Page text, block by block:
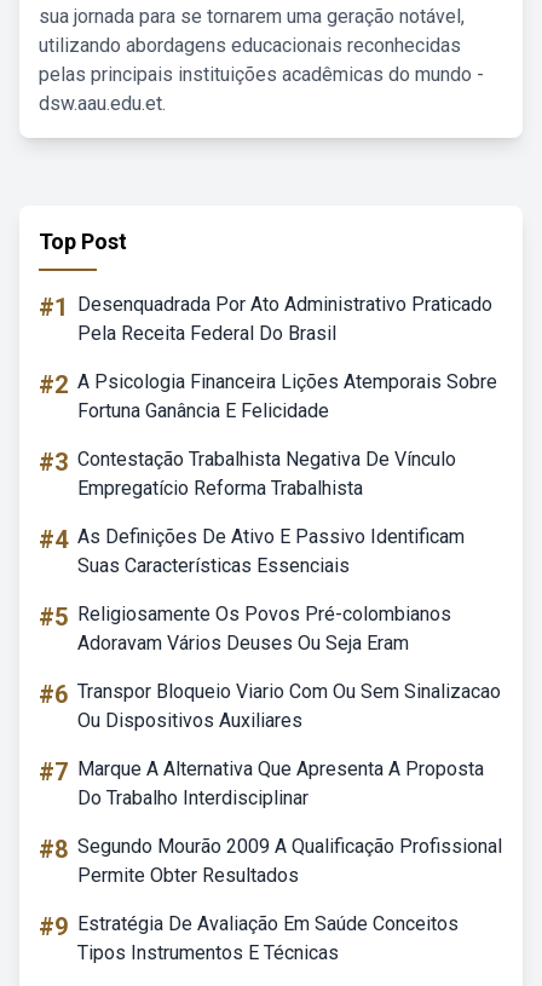
sua jornada para se tornarem uma geração notável,
utilizando abordagens educacionais reconhecidas
pelas principais instituições acadêmicas do mundo -
dsw.aau.edu.et.
Top Post
#1
Desenquadrada Por Ato Administrativo Praticado
Pela Receita Federal Do Brasil
#2 A Psicologia Financeira Lições Atemporais Sobre
Fortuna Ganância E Felicidade
#3 Contestação Trabalhista Negativa De Vínculo
Empregatício Reforma Trabalhista
#4 As Definições De Ativo E Passivo Identificam
Suas Características Essenciais
#5 Religiosamente Os Povos Pré-colombianos
Adoravam Vários Deuses Ou Seja Eram
#6 Transpor Bloqueio Viario Com Ou Sem Sinalizacao
Ou Dispositivos Auxiliares
#7 Marque A Alternativa Que Apresenta A Proposta
Do Trabalho Interdisciplinar
#8 Segundo Mourão 2009 A Qualificação Profissional
Permite Obter Resultados
#9 Estratégia De Avaliação Em Saúde Conceitos
Tipos Instrumentos E Técnicas